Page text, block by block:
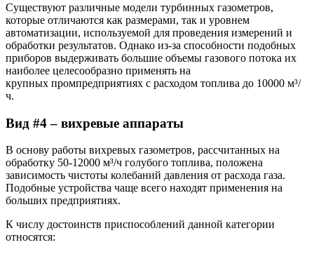
Существуют различные модели турбинных газометров,
которые отличаются как размерами, так и уровнем
автоматизации, используемой для проведения измерений и
обработки результатов. Однако из-за способности подобных
приборов выдерживать большие объемы газового потока их
наиболее целесообразно применять на
крупных промпредприятиях с расходом топлива до 10000 м³/
ч.
Вид #4 – вихревые аппараты
В основу работы вихревых газометров, рассчитанных на
обработку 50-12000 м³/ч голубого топлива, положена
зависимость чистоты колебаний давления от расхода газа.
Подобные устройства чаще всего находят применения на
больших предприятиях.
К числу достоинств приспособлений данной категории
относятся: